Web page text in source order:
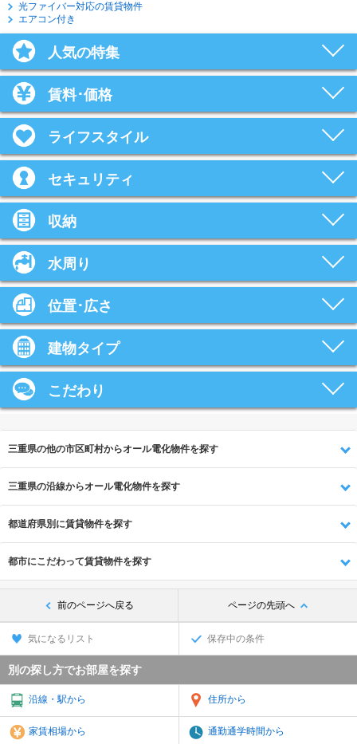
光ファイバー対応の賃貸物件
エアコン付き
人気の特集
賃料･価格
ライフスタイル
セキュリティ
収納
水周り
位置･広さ
建物タイプ
こだわり
三重県の他の市区町村からオール電化物件を探す
三重県の沿線からオール電化物件を探す
都道府県別に賃貸物件を探す
都市にこだわって賃貸物件を探す
前のページへ戻る ページの先頭へ
気になるリスト 保存中の条件
別の探し方でお部屋を探す
沿線・駅から 住所から
家賃相場から 通勤通学時間から